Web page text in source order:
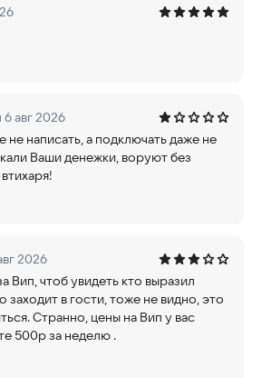
авг 2026
не написать, а подключать даже не
Ваши денежки, воруют без
2026
Вип, чтоб увидеть кто выразил
заходит в гости, тоже не видно, это
Странно, цены на Вип у вас
500р за неделю .